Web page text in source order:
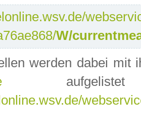
W/
werden dabei mit